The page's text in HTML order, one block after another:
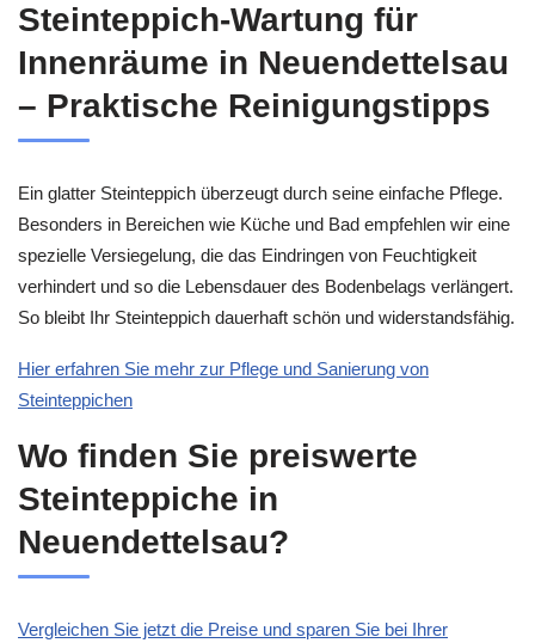
Steinteppich-Wartung für
Innenräume in Neuendettelsau
– Praktische Reinigungstipps
Ein glatter Steinteppich überzeugt durch seine einfache Pflege.
Besonders in Bereichen wie Küche und Bad empfehlen wir eine
spezielle Versiegelung, die das Eindringen von Feuchtigkeit
verhindert und so die Lebensdauer des Bodenbelags verlängert.
So bleibt Ihr Steinteppich dauerhaft schön und widerstandsfähig.
Hier erfahren Sie mehr zur Pflege und Sanierung von
Steinteppichen
Wo finden Sie preiswerte
Steinteppiche in
Neuendettelsau?
Vergleichen Sie jetzt die Preise und sparen Sie bei Ihrer